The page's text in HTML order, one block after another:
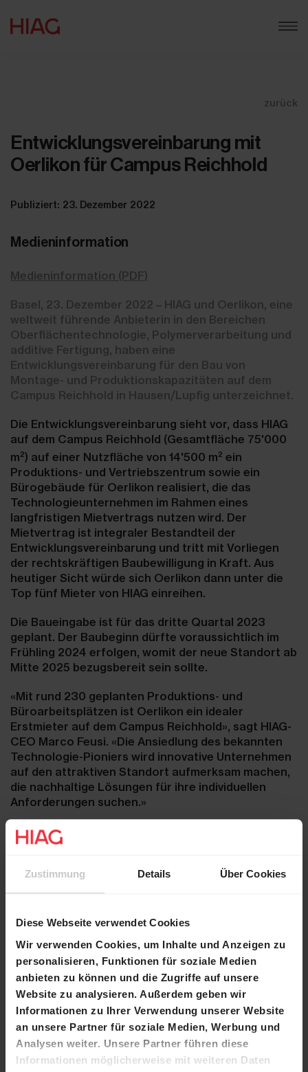
Zustimmung Details Über Cookies
Diese Webseite verwendet Cookies
Wir verwenden Cookies, um Inhalte und Anzeigen zu
personalisieren, Funktionen für soziale Medien
anbieten zu können und die Zugriffe auf unsere
Website zu analysieren. Außerdem geben wir
Informationen zu Ihrer Verwendung unserer Website
an unsere Partner für soziale Medien, Werbung und
Analysen weiter. Unsere Partner führen diese
Informationen möglicherweise mit weiteren Daten
zurück
Entwicklungsvereinbarung mit
Oerlikon für Campus Reichhold
Publiziert: 23. Dezember 2022
Medieninformation
Medieninformation (PDF)
Basel, 23. Dezember 2022 – HIAG und Oerlikon, eine
weltweit führende Anbieterin in den Bereichen
Oberflächentechnologie, Polymerverarbeitung und
additive Fertigung, haben eine
Entwicklungsvereinbarung für den Bau von
Montage- und Produktionskapazitäten auf dem
Campus Reichhold in Hausen/Lupfig unterzeichnet.
Die Entwicklungsvereinbarung sieht vor, dass HIAG
auf dem Campus Reichhold (Gesamtfläche 75'000
m2) auf einer Nutzfläche von 14'500 m2 ein
Produktions- und Vertriebszentrum sowie ein
Bürogebäude für Oerlikon realisiert, die das
Technologieunternehmen im Rahmen eines
langfristigen Mietvertrags nutzen wird. Der
Mietvertrag ist integraler Bestandteil der
Entwicklungsvereinbarung und tritt mit Vorliegen
der rechtskräftigen Baubewilligung in Kraft. Aus
heutiger Sicht würde sich Oerlikon dann unter die
Top fünf Mieter von HIAG einreihen.
Die Baueingabe ist für das dritte Quartal 2023
geplant. Der Baubeginn dürfte voraussichtlich im
Frühling 2024 erfolgen, womit der neue Standort ab
Mitte 2025 bezugsbereit sein sollte.
«Mit rund 230 geplanten Produktions- und
Büroarbeitsplätzen ist Oerlikon ein idealer
Erstmieter auf dem Campus Reichhold», sagt HIAG-
CEO Marco Feusi. «Die Ansiedlung des bekannten
Technologie-Pioniers wird innovative Unternehmen
auf den attraktiven Standort aufmerksam machen,
die nachhaltige Lösungen für ihre individuellen
Anforderungen suchen.»
Oerlikon beabsichtigt, auf dem Campus Reichhold
am Autobahndreieck Birrfeld die bestehenden
zusammenzuführen und stärkt mit dieser Investition
den Montage- und Produktionsstandort Schweiz
Kontakt
Marco Feusi
Chief Executive Officer
T +41 61 606 55 00
E-Mail Marco Feusi
Alex Römer
Arealentwickler
T +41 44 404 10 30
E-Mail Alex Römer
HIAG Immobilien Holding AG
Aeschenplatz 7
4052 Basel